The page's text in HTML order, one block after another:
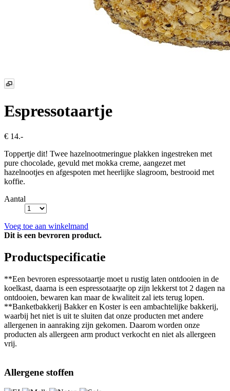
Espressotaartje
€ 14.-
Toppertje dit! Twee hazelnootmeringue plakken ingestreken met
pure chocolade, gevuld met mokka creme, aangezet met
hazelnootjes en afgespoten met heerlijke slagroom, bestrooid met
koffie.
Aantal
Voeg toe aan winkelmand
Dit is een bevroren product.
Productspecificatie
**Een bevroren espressotaartje moet u rustig laten ontdooien in de
koelkast, daarna is een espressotaarjte op zijn lekkerst tot 2 dagen na
ontdooien, bewaren kan maar de kwaliteit zal iets terug lopen.
**Banketbakkerij Bakker en Koster is een ambachtelijke bakkerij,
waarbij het niet is uit te sluiten dat onze producten met andere
allergenen in aanraking zijn gekomen. Daarom worden onze
producten als allergeen arm product verkocht en niet als allergeen
vrij.
Allergene stoffen